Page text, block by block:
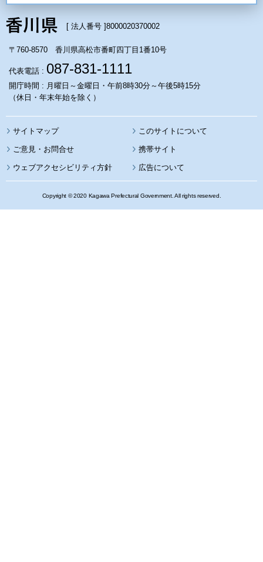
[ 法人番号 ]8000020370002
〒760-8570 香川県高松市番町四丁目1番10号
代表電話 : 087-831-1111
開庁時間 : 月曜日～金曜日・午前8時30分～午後5時15分
（休日・年末年始を除く）
サイトマップ このサイトについて
携帯サイト
ウェブアクセシビリティ方針 広告について
Copyright © 2020 Kagawa Prefectural Government. All rights reserved.